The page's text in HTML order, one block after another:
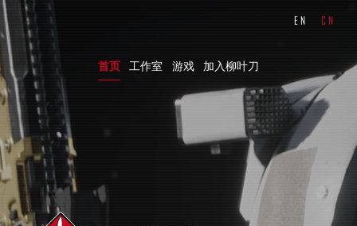
E N C N
首页 工作室 游戏 加入柳叶刀